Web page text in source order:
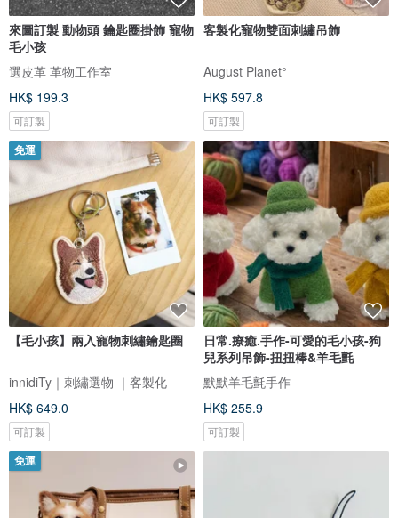
來圖訂製 動物頭 鑰匙圈掛飾 寵物
毛小孩
選皮革 革物工作室
HK$ 199.3
可訂製
客製化寵物雙面刺繡吊飾
August Planet°
HK$ 597.8
可訂製
免運
【毛小孩】兩入寵物刺繡鑰匙圈
innidiTy｜刺繡選物 ｜客製化
HK$ 649.0
可訂製
日常.療癒.手作-可愛的毛小孩-狗
兒系列吊飾-扭扭棒&羊毛氈
默默羊毛氈手作
HK$ 255.9
可訂製
免運